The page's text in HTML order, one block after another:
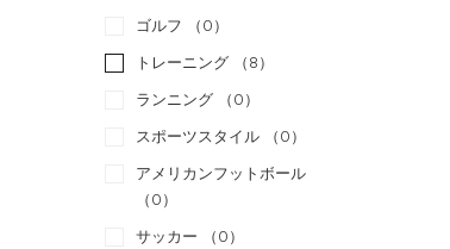
ゴルフ
（0）
トレーニング
（8）
ランニング
（0）
スポーツスタイル
（0）
アメリカンフットボール
（0）
サッカー
（0）